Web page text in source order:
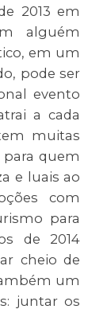
2013 em
alguém
em um
pode ser
evento
a cada
muitas
quem
e luais ao
com
para
de 2014
cheio de
um
juntar os